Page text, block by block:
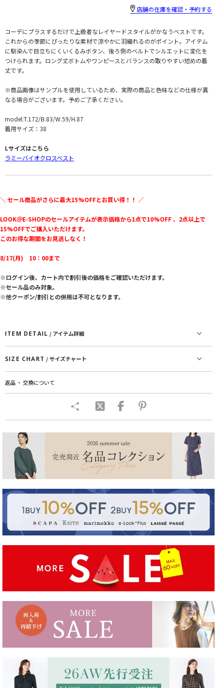
店舗の在庫を確認・予約する
コーデにプラスするだけで上級者なレイヤードスタイルがかなうベストです。
これからの季節にぴったりな素材で涼やかに羽織れるのがポイント。アイテム
に馴染んで目立ちにくいくるみボタン、後ろ側のベルトでシルエットに変化を
つけられます。ロング丈ボトムやワンピースとバランスの取りやすい短めの着
丈です。
※商品画像はサンプルを使用しているため、実際の商品と色味などの仕様が異
なる場合がございます。予めご了承ください。
model:T.172/B.83/W.59/H.87
着用サイズ：38
Lサイズはこちら
ラミーバイオクロスベスト
＼ セール商品がさらに最大15%OFFとお買い得！！ ／
LOOK＠E-SHOPのセールアイテムが表示価格から1点で10%OFF 、2点以上で
15%OFFでご購入いただけます。
このお得な期間をお見逃しなく！
8/17(月) 10：00まで
※ログイン後、カート内で割引後の価格をご確認いただけます。
※セール品のみ対象。
※他クーポン/割引との併用は不可となります。
ITEM DETAIL / アイテム詳細
SIZE CHART / サイズチャート
返品 ・ 交換について